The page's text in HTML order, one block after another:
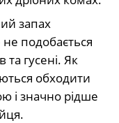
запах
подобається
гусені. Як
обходити
і значно рідше